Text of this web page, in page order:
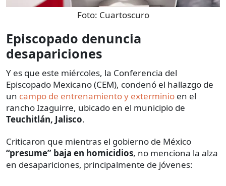
Foto: Cuartoscuro
Episcopado denuncia
desapariciones
Y es que este miércoles, la Conferencia del
Episcopado Mexicano (CEM), condenó el hallazgo de
un campo de entrenamiento y exterminio en el
rancho Izaguirre, ubicado en el municipio de
Teuchitlán, Jalisco.
Criticaron que mientras el gobierno de México
“presume” baja en homicidios, no menciona la alza
en desapariciones, principalmente de jóvenes: